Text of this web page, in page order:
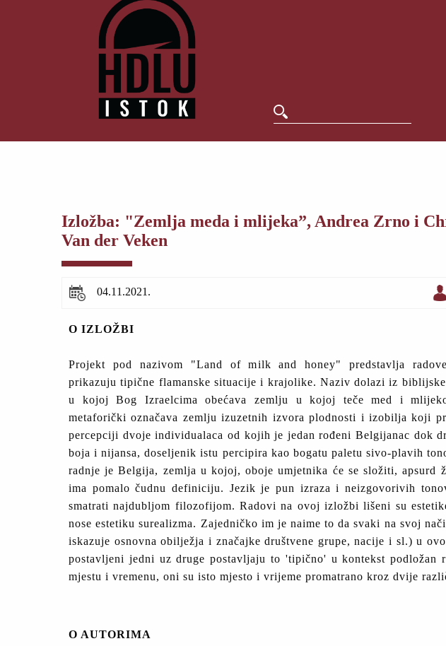
Izložba: "Zemlja meda i mlijeka”, Andrea Zrno i
Van der Veken
04.11.2021.
O IZLOŽBI
Projekt pod nazivom "Land of milk and honey" predstavlja
prikazuju tipične flamanske situacije i krajolike. Naziv dolazi iz
u kojoj Bog Izraelcima obećava zemlju u kojoj teče med i
metaforički označava zemlju izuzetnih izvora plodnosti i izobilja koji
percepciji dvoje individualaca od kojih je jedan rođeni Belgijanac dok
boja i nijansa, doseljenik istu percipira kao bogatu paletu sivo-plavih
radnje je Belgija, zemlja u kojoj, oboje umjetnika će se složiti, apsurd
ima pomalo čudnu definiciju. Jezik je pun izraza i neizgovorivih
smatrati najdubljom filozofijom. Radovi na ovoj izložbi lišeni su
nose estetiku surealizma. Zajedničko im je naime to da svaki na svoj
iskazuje osnovna obilježja i značajke društvene grupe, nacije i sl.) u
postavljeni jedni uz druge postavljaju to 'tipično' u kontekst
mjestu i vremenu, oni su isto mjesto i vrijeme promatrano kroz dvije
O AUTORIMA